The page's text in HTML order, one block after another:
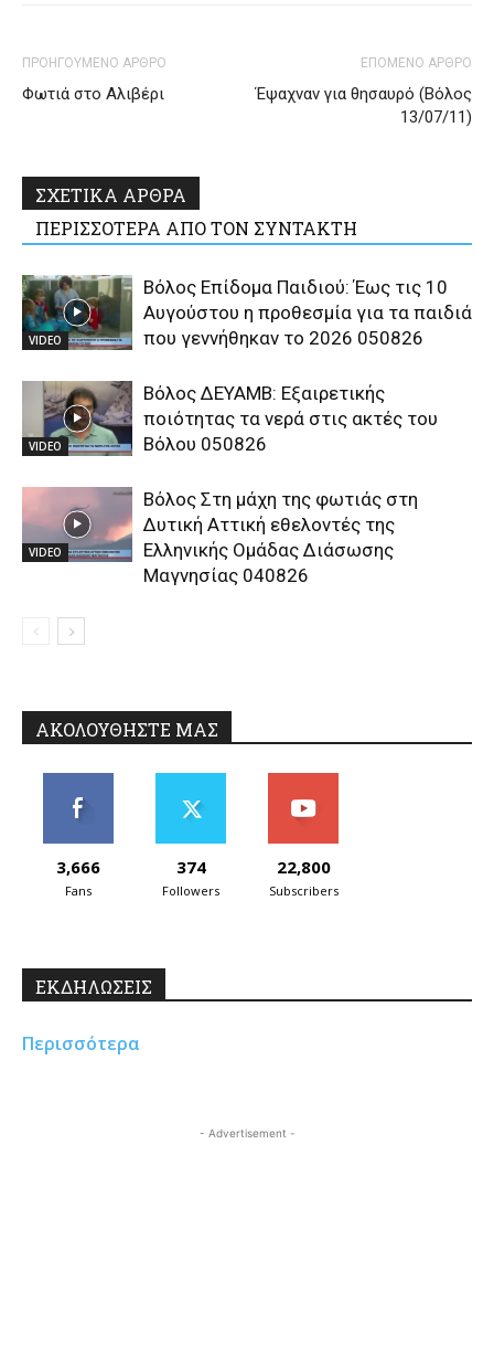
ΠΡΟΗΓΟΥΜΕΝΟ ΑΡΘΡΟ
Φωτιά στο Αλιβέρι
ΕΠΟΜΕΝΟ ΑΡΘΡΟ
Έψαχναν για θησαυρό (Βόλος
13/07/11)
ΣΧΕΤΙΚΑ ΑΡΘΡΑ
ΠΕΡΙΣΣΟΤΕΡΑ ΑΠΟ ΤΟΝ ΣΥΝΤΑΚΤΗ
VIDEO
Βόλος Επίδομα Παιδιού: Έως τις 10
Αυγούστου η προθεσμία για τα παιδιά
που γεννήθηκαν το 2026 050826
VIDEO
Βόλος ΔΕΥΑΜΒ: Εξαιρετικής
ποιότητας τα νερά στις ακτές του
Βόλου 050826
VIDEO
Βόλος Στη μάχη της φωτιάς στη
Δυτική Αττική εθελοντές της
Ελληνικής Ομάδας Διάσωσης
Μαγνησίας 040826
ΑΚΟΛΟΥΘΗΣΤΕ ΜΑΣ
3,666
Fans
374
Followers
22,800
Subscribers
ΕΚΔΗΛΩΣΕΙΣ
Περισσότερα
- Advertisement -